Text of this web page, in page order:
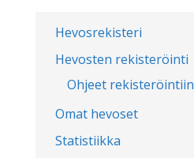
Hevosrekisteri
Hevosten rekisteröinti
Ohjeet rekisteröintiin
Omat hevoset
Statistiikka